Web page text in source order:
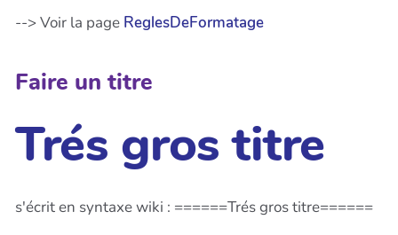
--> Voir la page ReglesDeFormatage
Faire un titre
Trés gros titre
s'écrit en syntaxe wiki : ======Trés gros titre======